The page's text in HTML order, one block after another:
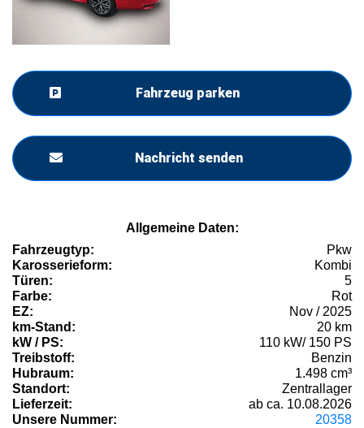
Fahrzeug parken
Nachricht senden
Allgemeine Daten:
Fahrzeugtyp:
Pkw
Karosserieform:
Kombi
Türen:
5
Farbe:
Rot
EZ:
Nov / 2025
km-Stand:
20 km
kW / PS:
110 kW/ 150 PS
Treibstoff:
Benzin
Hubraum:
1.498 cm³
Standort:
Zentrallager
Lieferzeit:
ab ca. 10.08.2026
Unsere Nummer:
20358